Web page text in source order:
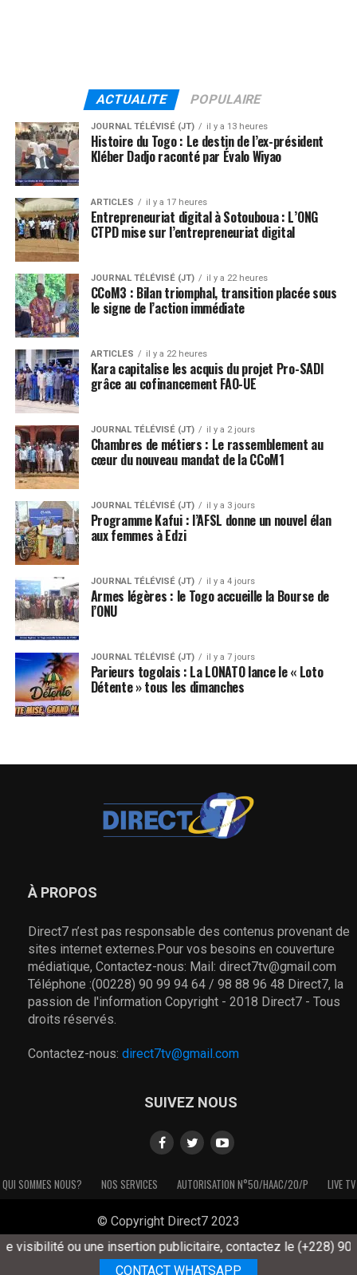
ACTUALITE POPULAIRE
JOURNAL TÉLÉVISÉ (JT) il y a 13 heures
Histoire du Togo : Le destin de l’ex-président
Kléber Dadjo raconté par Évalo Wiyao
ARTICLES il y a 17 heures
Entrepreneuriat digital à Sotouboua : L’ONG
CTPD mise sur l’entrepreneuriat digital
JOURNAL TÉLÉVISÉ (JT) il y a 22 heures
CCoM3 : Bilan triomphal, transition placée sous
le signe de l’action immédiate
ARTICLES il y a 22 heures
Kara capitalise les acquis du projet Pro-SADI
grâce au cofinancement FAO-UE
JOURNAL TÉLÉVISÉ (JT) il y a 2 jours
Chambres de métiers : Le rassemblement au
cœur du nouveau mandat de la CCoM1
JOURNAL TÉLÉVISÉ (JT) il y a 3 jours
Programme Kafui : l’AFSL donne un nouvel élan
aux femmes à Edzi
JOURNAL TÉLÉVISÉ (JT) il y a 4 jours
Armes légères : le Togo accueille la Bourse de
l’ONU
JOURNAL TÉLÉVISÉ (JT) il y a 7 jours
Parieurs togolais : La LONATO lance le « Loto
Détente » tous les dimanches
À PROPOS
Direct7 n’est pas responsable des contenus provenant de
sites internet externes.Pour vos besoins en couverture
médiatique, Contactez-nous: Mail: direct7tv@gmail.com
Téléphone :(00228) 90 99 94 64 / 98 88 96 48 Direct7, la
passion de l'information Copyright - 2018 Direct7 - Tous
droits réservés.
Contactez-nous: direct7tv@gmail.com
SUIVEZ NOUS
QUI SOMMES NOUS? NOS SERVICES AUTORISATION N°50/HAAC/20/P LIVE TV
© Copyright Direct7 2023
ou une insertion publicitaire, contactez le (+228) 90 99
CONTACT WHATSAPP